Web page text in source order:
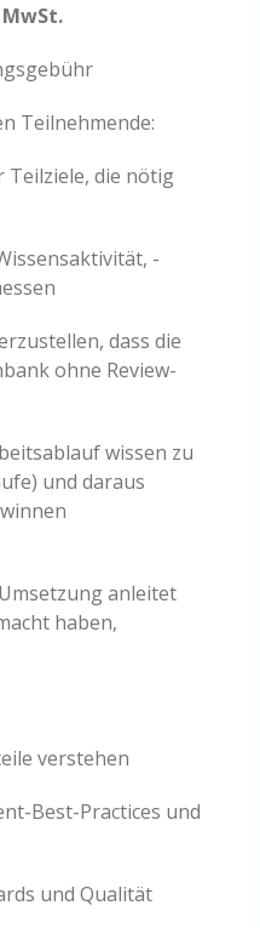
Teilnehmende:
die nötig
-
dass die
ohne Review-
wissen zu
und daraus
anleitet
haben,
verstehen
Best-Practices und
und Qualität